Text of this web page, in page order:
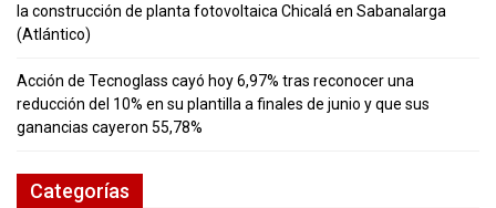
la construcción de planta fotovoltaica Chicalá en Sabanalarga
(Atlántico)
Acción de Tecnoglass cayó hoy 6,97% tras reconocer una
reducción del 10% en su plantilla a finales de junio y que sus
ganancias cayeron 55,78%
Categorías